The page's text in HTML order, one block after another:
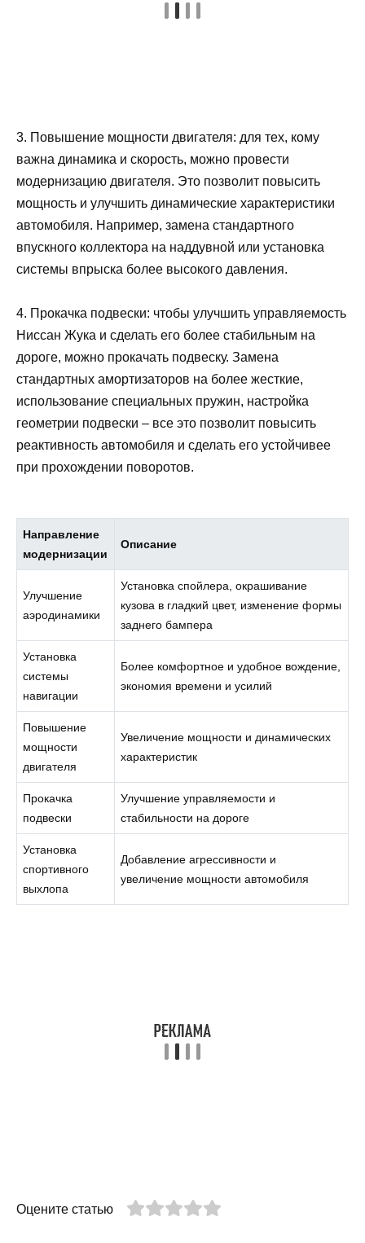
3. Повышение мощности двигателя: для тех, кому
важна динамика и скорость, можно провести
модернизацию двигателя. Это позволит повысить
мощность и улучшить динамические характеристики
автомобиля. Например, замена стандартного
впускного коллектора на наддувной или установка
системы впрыска более высокого давления.
4. Прокачка подвески: чтобы улучшить управляемость
Ниссан Жука и сделать его более стабильным на
дороге, можно прокачать подвеску. Замена
стандартных амортизаторов на более жесткие,
использование специальных пружин, настройка
геометрии подвески – все это позволит повысить
реактивность автомобиля и сделать его устойчивее
при прохождении поворотов.
Направление
модернизации
Описание
Улучшение
аэродинамики
Установка спойлера, окрашивание
кузова в гладкий цвет, изменение формы
заднего бампера
Установка
системы
навигации
Более комфортное и удобное вождение,
экономия времени и усилий
Повышение
мощности
двигателя
Увеличение мощности и динамических
характеристик
Прокачка
подвески
Улучшение управляемости и
стабильности на дороге
Установка
спортивного
выхлопа
Добавление агрессивности и
увеличение мощности автомобиля
Оцените статью